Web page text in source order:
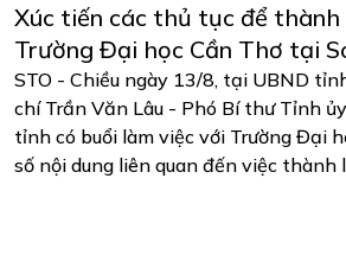
Xúc tiến các thủ tục để thành
Trường Đại học Cần Thơ tại
STO - Chiều ngày 13/8, tại UBND
chí Trần Văn Lâu - Phó Bí thư Tỉnh
tỉnh có buổi làm việc với Trường Đại
số nội dung liên quan đến việc thành